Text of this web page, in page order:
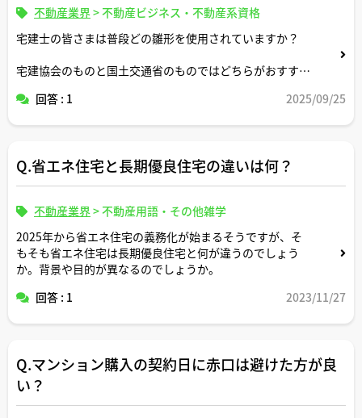
不動産業界>不動産ビジネス・不動産系資格
宅建士の皆さまは普段どの雛形を使用されていますか？
宅建協会のものと国土交通省のものではどちらがおすすめ
回答 : 1 2025/09/25
Q.省エネ住宅と長期優良住宅の違いは何？
不動産業界>不動産用語・その他雑学
2025年から省エネ住宅の義務化が始まるそうですが、そ
もそも省エネ住宅は長期優良住宅と何が違うのでしょう
か。背景や目的が異なるのでしょうか。
回答 : 1
2023/11/27
Q.マンション購入の契約日に赤口は避けた方が良
い？